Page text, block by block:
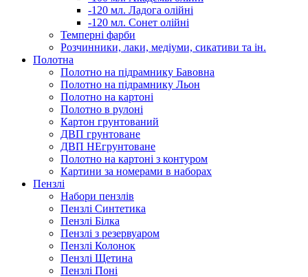
-120 мл. Ладога олійні
-120 мл. Сонет олійні
Темперні фарби
Розчинники, лаки, медіуми, сикативи та ін.
Полотна
Полотно на підрамнику Бавовна
Полотно на підрамнику Льон
Полотно на картоні
Полотно в рулоні
Картон грунтований
ДВП грунтоване
ДВП НЕгрунтоване
Полотно на картоні з контуром
Картини за номерами в наборах
Пензлі
Набори пензлів
Пензлі Синтетика
Пензлі Білка
Пензлі з резервуаром
Пензлі Колонок
Пензлі Щетина
Пензлі Поні